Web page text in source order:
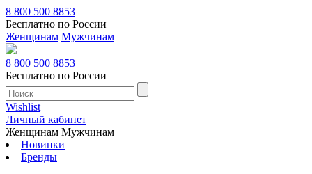
8 800 500 8853
Бесплатно по России
Женщинам Мужчинам
8 800 500 8853
Бесплатно по России
Wishlist
Личный кабинет
Женщинам Мужчинам
Новинки
Бренды